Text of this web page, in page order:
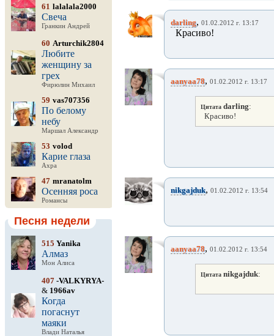
61 lalalala2000
Свеча
Гранкин Андрей
60 Arturchik2804
Любите
женщину за
грех
Фирюлин Михаил
59 vas707356
По белому
небу
Маршал Александр
53 volod
Карие глаза
Ахра
47 mranatolm
Осенняя роса
Романсы
Песня недели
515 Yanika
Алмаз
Мон Алиса
407 -VALKYRYA-
& 1966av
Когда
погаснут
маяки
Влади Наталья
darling, 01.02.2012 г. 13:17
Красиво!
aanyaa78, 01.02.2012 г. 13:17
Цитата darling:
Красиво!
nikgajduk, 01.02.2012 г. 13:54
aanyaa78, 01.02.2012 г. 13:54
Цитата nikgajduk: